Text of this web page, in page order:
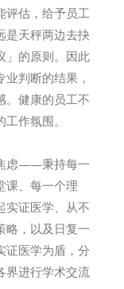
评估，给予员工
是天秤两边去抉
」的原则。因此
判断的结果，
。健康的员工不
作氛围。
虑——秉持每一
课、每一个理
实证医学、从不
略，以及日复一
证医学为盾，分
界进行学术交流